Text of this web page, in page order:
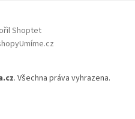
Shoptet
. Všechna práva vyhrazena.